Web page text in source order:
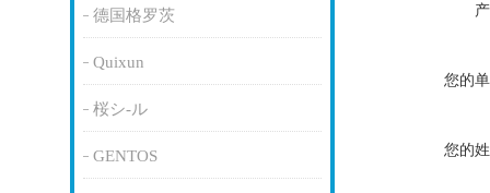
德国格罗茨
Quixun
桜シ-ル
GENTOS
您的
您的